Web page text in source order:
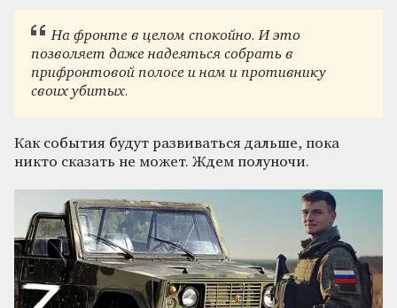
На фронте в целом спокойно. И это
позволяет даже надеяться собрать в
прифронтовой полосе и нам и противнику
своих убитых.
Как события будут развиваться дальше, пока
никто сказать не может. Ждем полуночи.